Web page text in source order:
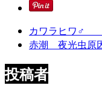
カワ
赤潮 夜光虫原
投稿者